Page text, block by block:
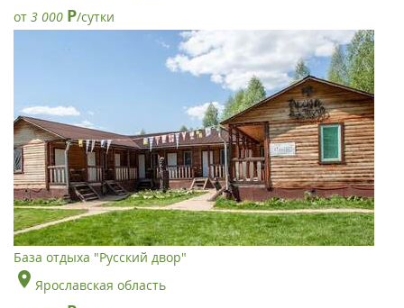
от 3 000 Р/сутки
База отдыха "Русский двор"
Ярославская область